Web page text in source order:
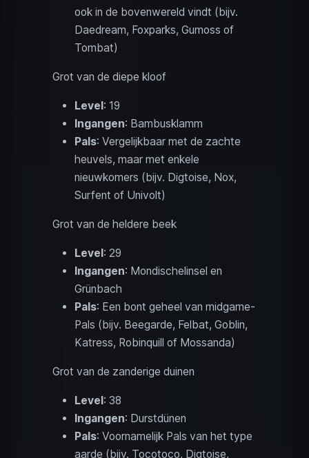
ook in de bovenwereld vindt (bijv.
Daedream, Foxparks, Gumoss of
Tombat)
Grot van de diepe kloof
Level : 19
Ingangen: Bambusklamm
Pals: Vergelijkbaar met de zachte
heuvels, maar met enkele
nieuwkomers (bijv. Digtoise, Nox,
Surfent of Univolt)
Grot van de heldere beek
Level : 29
Ingangen: Mondischelinsel en
Grünbach
Pals: Een bont geheel van midgame-
Pals (bijv. Beegarde, Felbat, Goblin,
Katress, Robinquill of Mossanda)
Grot van de zanderige duinen
Level : 38
Ingangen: Durstdünen
Pals: Voornamelijk Pals van het type
aarde (bijv. Tocotoco, Digtoise,